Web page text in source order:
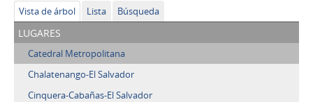
Vista de árbol Lista Búsqueda
lugares
Catedral Metropolitana
Chalatenango-El Salvador
Cinquera-Cabañas-El Salvador